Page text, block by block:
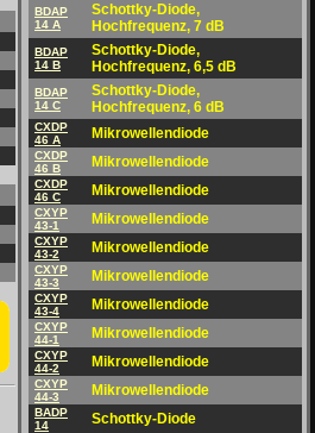
BDAP
14 A
Schottky-Diode,
Hochfrequenz, 7 dB
BDAP
14 B
Schottky-Diode,
Hochfrequenz, 6,5 dB
BDAP
14 C
Schottky-Diode,
Hochfrequenz, 6 dB
CXDP
46 A
Mikrowellendiode
CXDP
46 B
Mikrowellendiode
CXDP
46 C
Mikrowellendiode
CXYP
43-1
Mikrowellendiode
CXYP
43-2
Mikrowellendiode
CXYP
43-3
Mikrowellendiode
CXYP
43-4
Mikrowellendiode
CXYP
44-1
Mikrowellendiode
CXYP
44-2
Mikrowellendiode
CXYP
44-3
Mikrowellendiode
BADP
14
Schottky-Diode